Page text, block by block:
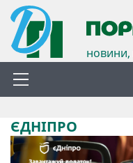
новини,
ЄДНІПРО